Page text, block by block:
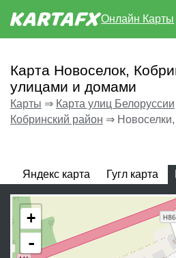
Онлайн Карты
Карта Новоселок,
улицами и домами
Карты ⇒ Карта улиц Белоруссии
Кобринский район ⇒
Яндекс карта Гугл карта
+
-